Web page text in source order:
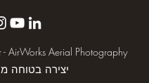
AirWorks Aerial Photography
יצירה בטוחה